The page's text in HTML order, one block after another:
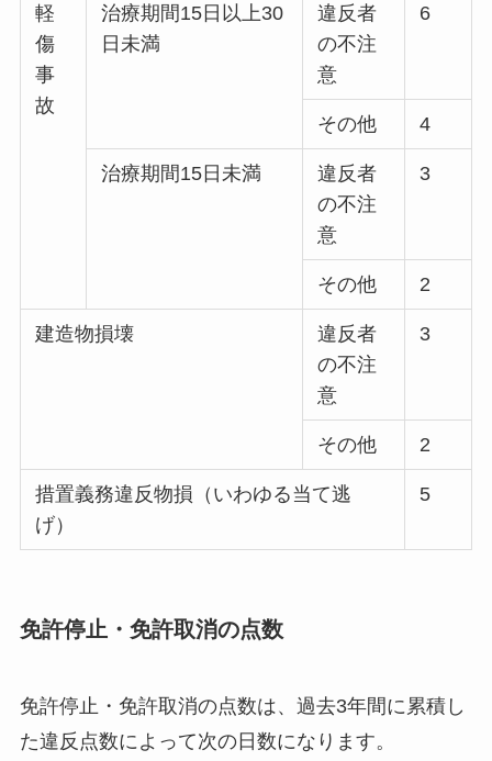
軽
傷
事
故
治療期間15日以上30
日未満
違反者
の不注
意
6
その他 4
治療期間15日未満
違反者
の不注
意
3
その他 2
建造物損壊
違反者
の不注
意
3
その他 2
措置義務違反物損（いわゆる当て逃
げ）
5
免許停止・免許取消の点数
免許停止・免許取消の点数は、過去3年間に累積し
た違反点数によって次の日数になります。